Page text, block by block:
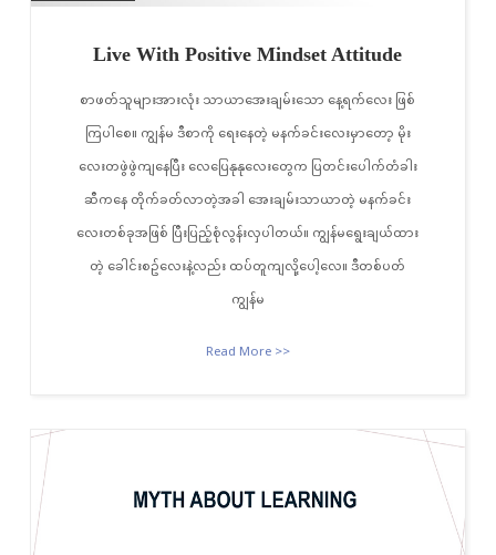
Live With Positive Mindset Attitude
စာဖတ်သူများအားလုံး သာယာအေးချမ်းသော နေ့ရက်လေး ဖြစ်
ကြပါစေ။ ကျွန်မ ဒီစာကို ရေးနေတဲ့ မနက်ခင်းလေးမှာတော့ မိုး
လေးတဖွဲဖွဲကျနေပြီး လေပြေနုနုလေးတွေက ပြတင်းပေါက်တံခါး
ဆီကနေ တိုက်ခတ်လာတဲ့အခါ အေးချမ်းသာယာတဲ့ မနက်ခင်း
လေးတစ်ခုအဖြစ် ပြီးပြည့်စုံလွန်းလှပါတယ်။ ကျွန်မရွေးချယ်ထား
တဲ့ ခေါင်းစဥ်လေးနဲ့လည်း ထပ်တူကျလို့ပေါ့လေ။ ဒီတစ်ပတ်
ကျွန်မ
Read More >>